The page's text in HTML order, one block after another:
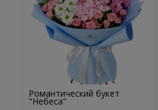
Романтический букет
"Небеса"